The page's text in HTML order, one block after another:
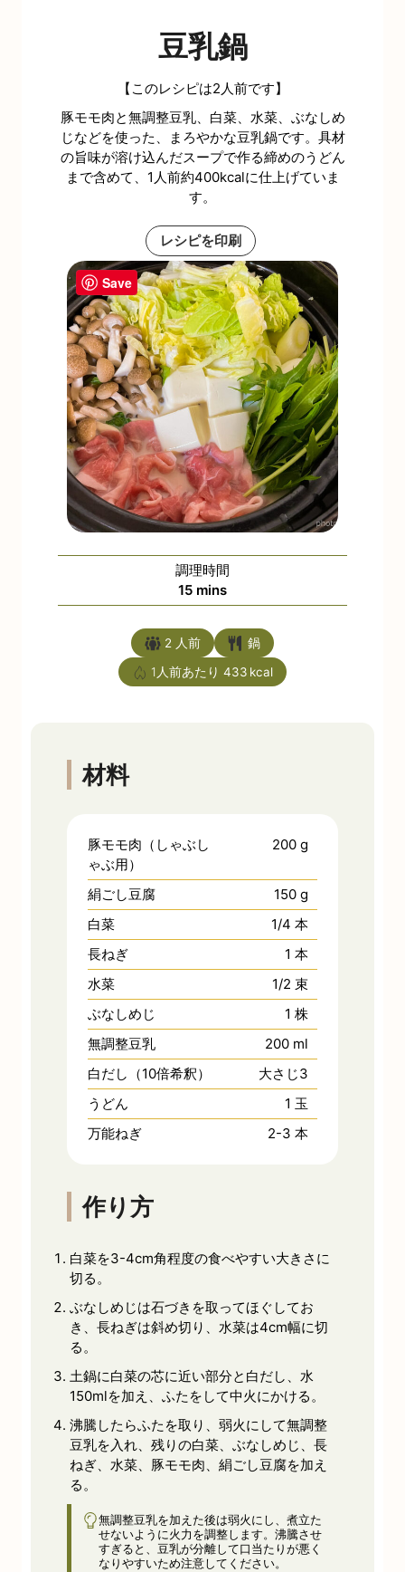
豆乳鍋
【このレシピは2人前です】
豚モモ肉と無調整豆乳、白菜、水菜、ぶなしめ
じなどを使った、まろやかな豆乳鍋です。具材
の旨味が溶け込んだスープで作る締めのうどん
まで含めて、1人前約400kcalに仕上げていま
す。
レシピを印刷
調理時間
15minutes
mins
2 人前
鍋
1人前あたり433
材料
豚モモ肉（しゃぶし
ゃぶ用）
200 g
絹ごし豆腐 150 g
白菜
1/4 本
長ねぎ
1 本
水菜
1/2 束
ぶなしめじ
1 株
無調整豆乳
200 ml
白だし（10倍希釈）
大さじ3
うどん
1 玉
万能ねぎ
2-3 本
作り方
白菜を3-4cm角程度の食べやすい大きさに
切る。
ぶなしめじは石づきを取ってほぐしてお
き、長ねぎは斜め切り、水菜は4cm幅に切
る。
土鍋に白菜の芯に近い部分と白だし、水
150mlを加え、ふたをして中火にかける。
沸騰したらふたを取り、弱火にして無調整
豆乳を入れ、残りの白菜、ぶなしめじ、長
ねぎ、水菜、豚モモ肉、絹ごし豆腐を加え
る。
無調整豆乳を加えた後は弱火にし、煮立た
せないように火力を調整します。沸騰させ
すぎると、豆乳が分離して口当たりが悪く
なりやすいため注意してください。
Save